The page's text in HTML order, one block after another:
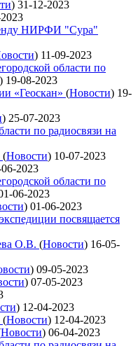
) 31-12-2023
НИРФИ "Сура"
) 11-09-2023
области по
) 19-08-2023
«Геоскан» (Новости) 19-
) 25-07-2023
по радиосвязи на
(Новости) 10-07-2023
2023
области по
06-2023
) 01-06-2023
посвящается
О.В. (Новости) 16-05-
) 09-05-2023
) 07-05-2023
) 12-04-2023
(Новости) 12-04-2023
Новости) 06-04-2023